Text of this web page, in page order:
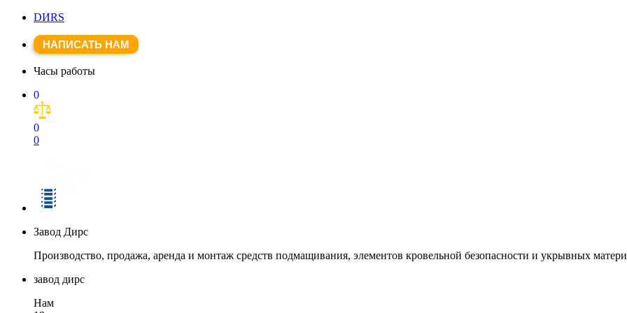
DИRS
НАПИСАТЬ НАМ
Часы работы
0
0
0
Завод Дирс
Производство, продажа, аренда и монтаж средств подмащивания, элементов кровельной безопасности и укрывных
завод дирс
Нам